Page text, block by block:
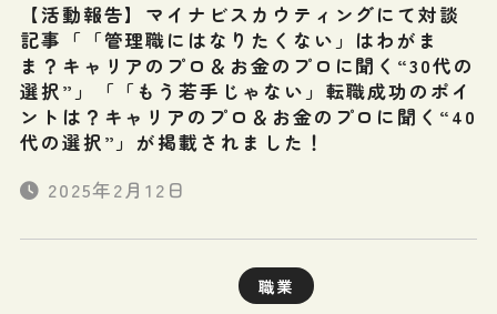
【活動報告】マイナビスカウティングにて対談
記事「「管理職にはなりたくない」はわがま
ま？キャリアのプロ＆お金のプロに聞く“30代の
選択”」「「もう若手じゃない」転職成功のポイ
ントは？キャリアのプロ＆お金のプロに聞く“40
代の選択”」が掲載されました！
2025年2月12日
職業